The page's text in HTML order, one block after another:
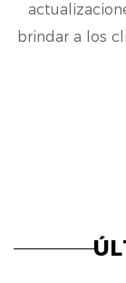
brindar a los